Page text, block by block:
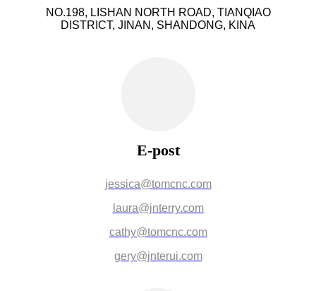
NO.198, LISHAN NORTH ROAD, TIANQIAO
DISTRICT, JINAN, SHANDONG, KINA
E-post
jessica@tomcnc.com
laura@jnterry.com
cathy@tomcnc.com
gery@jnterui.com